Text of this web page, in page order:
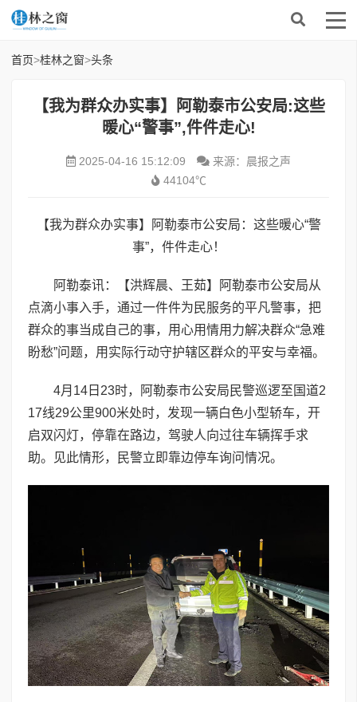
首页>桂林之窗>头条
【我为群众办实事】阿勒泰市公安局:这些
暖心“警事”,件件走心!
2025-04-16 15:12:09
来源：晨报之声
44104℃
【我为群众办实事】阿勒泰市公安局：这些暖心“警
事”，件件走心！
阿勒泰讯：【洪辉晨、王茹】阿勒泰市公安局从
点滴小事入手，通过一件件为民服务的平凡警事，把
群众的事当成自己的事，用心用情用力解决群众“急难
盼愁”问题，用实际行动守护辖区群众的平安与幸福。
4月14日23时，阿勒泰市公安局民警巡逻至国道2
17线29公里900米处时，发现一辆白色小型轿车，开
启双闪灯，停靠在路边，驾驶人向过往车辆挥手求
助。见此情形，民警立即靠边停车询问情况。